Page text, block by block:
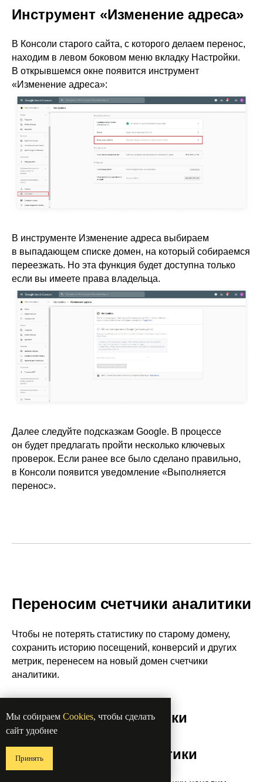
Инструмент «Изменение адреса»
В Консоли старого сайта, с которого делаем перенос,
находим в левом боковом меню вкладку Настройки.
В открывшемся окне появится инструмент
«Изменение адреса»:
В инструменте Изменение адреса выбираем
в выпадающем списке домен, на который собираемся
переезжать. Но эта функция будет доступна только
если вы имеете права владельца.
Далее следуйте подсказкам Google. В процессе
он будет предлагать пройти несколько ключевых
проверок. Если ранее все было сделано правильно,
в Консоли появится уведомление «Выполняется
перенос».
Переносим счетчики аналитики
Чтобы не потерять статистику по старому домену,
сохранить историю посещений, конверсий и других
метрик, перенесем на новый домен счетчики
аналитики.
Переезд Яндекс Метрики
на новый домен
с сохранением статистики
Мы собираем Cookies, чтобы сделать
сайт удобнее
Принять